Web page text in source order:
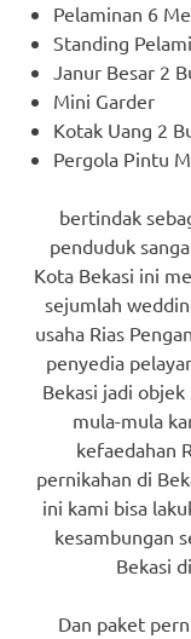
Pelaminan 6
Standing
Janur Besar 2
Mini Garder
Kotak Uang 2
Pergola Pintu
bertindak
penduduk
Kota Bekasi ini
sejumlah
usaha Rias
penyedia
Bekasi jadi objek
mula-mula
kefaedahan
pernikahan di
ini kami bisa
kesambungan
Bekasi
Dan paket